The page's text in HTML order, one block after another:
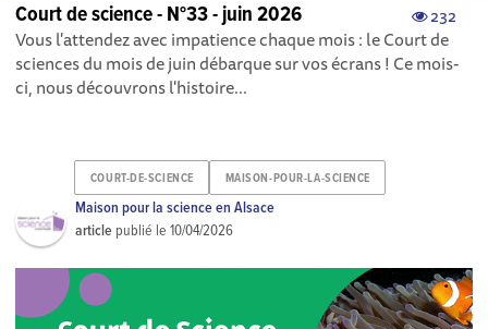
232
Court de science - N°33 - juin 2026
Vous l'attendez avec impatience chaque mois : le Court de
sciences du mois de juin débarque sur vos écrans ! Ce mois-
ci, nous découvrons l'histoire...
COURT-DE-SCIENCE MAISON-POUR-LA-SCIENCE
Maison pour la science en Alsace
article publié le10/04/2026